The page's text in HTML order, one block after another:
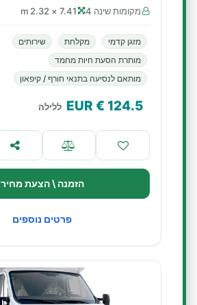
מקומות שינה 4 7.41 × 2.32 m
מזגן קדמי מקלחת
שירותים
מותרת הסעת חיות מחמד
מותאם לנסיעה בתנאי חורף / קיפאון
124.5
€ EUR ללילה
הזמנה \ הצעת מחיר
פרטים נוספים